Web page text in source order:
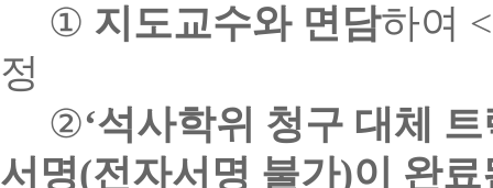
① 지도교수와 면담하여
정
②‘석사학위 청구 대체
서명(전자서명 불가)이 완료